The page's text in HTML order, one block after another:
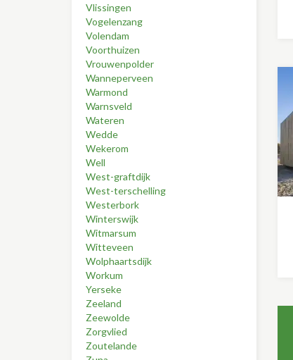
Vlissingen
Vogelenzang
Volendam
Voorthuizen
Vrouwenpolder
Wanneperveen
Warmond
Warnsveld
Wateren
Wedde
Wekerom
Well
West-graftdijk
West-terschelling
Westerbork
Winterswijk
Witmarsum
Witteveen
Wolphaartsdijk
Workum
Yerseke
Zeeland
Zeewolde
Zorgvlied
Zoutelande